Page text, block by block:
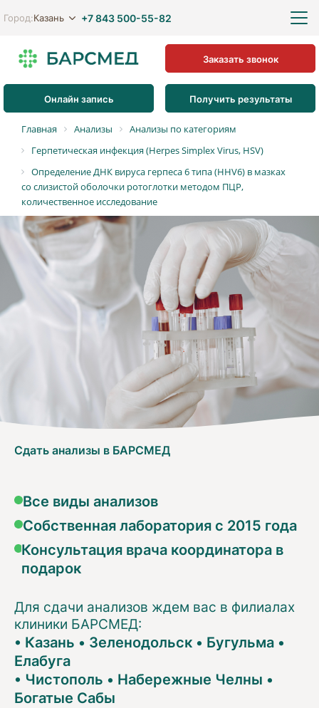
Город:Казань +7 843 500-55-82
Онлайн запись Получить результаты
Заказать звонок
Главная Анализы
Анализы по категориям
Герпетическая инфекция (Herpes Simplex Virus, HSV)
Определение ДНК вируса герпеса 6 типа (HHV6) в мазках
со слизистой оболочки ротоглотки методом ПЦР,
количественное исследование
Сдать анализы в БАРСМЕД
Все виды анализов
Собственная лаборатория с 2015 года
Консультация врача координатора в
подарок
Для сдачи анализов ждем вас в филиалах
клиники БАРСМЕД:
• Казань • Зеленодольск • Бугульма •
Елабуга
• Чистополь • Набережные Челны •
Богатые Сабы